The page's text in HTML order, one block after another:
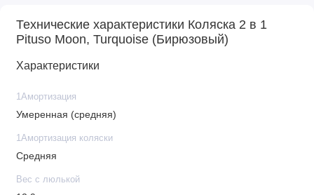
Высокий отворот защищающий от ветра и смотровое
устанавливать прогулочное сиденье. Три положения
наклона спинки и регулируемая по высоте подножка
позволят вашему малышу как с комфортом сидеть, так и
спать (спинка переводится в положение лежа).
Технические характеристики Коляска 2 в 1
Pituso Moon, Turquoise (Бирюзовый)
Характеристики
1Амортизация
Умеренная (средняя)
1Амортизация коляски
Средняя
Вес с люлькой